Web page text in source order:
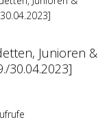
Junioren &
30.04.2023]